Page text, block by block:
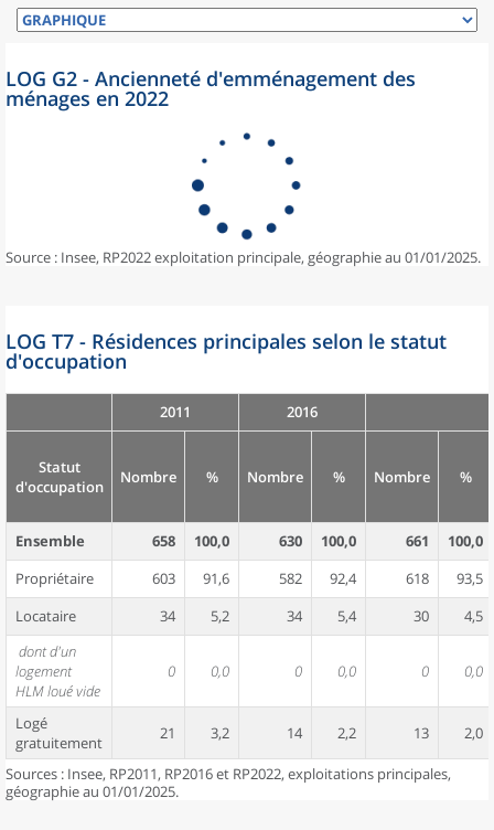
LOG G2 - Ancienneté d'emménagement des
ménages en 2022
Source : Insee, RP2022 exploitation principale, géographie au 01/01/2025.
LOG T7 - Résidences principales selon le statut
d'occupation
2011 2016
Statut
d'occupation
Nombre % Nombre % Nombre %
Ensemble 658 100,0 630 100,0 661
100,0
Propriétaire
603 91,6 582 92,4 618
93,5
Locataire
34 5,2 34 5,4 30
4,5
dont d'un
logement
HLM loué vide
0 0,0 0 0,0 0 0,0
Logé
gratuitement
21 3,2 14 2,2 13 2,0
Sources : Insee, RP2011, RP2016 et RP2022, exploitations principales,
géographie au 01/01/2025.